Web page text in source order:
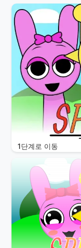
1단계로 이동